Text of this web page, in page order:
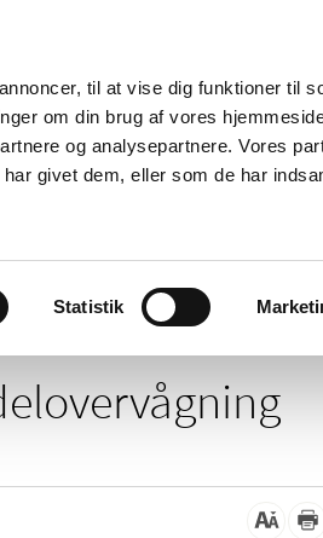
til at vise dig funktioner til
om din brug af vores
og analysepartnere. Vores
givet dem, eller som de har
Statistik
Nyheder Om os Kontakt
og
Apoteker og salg af